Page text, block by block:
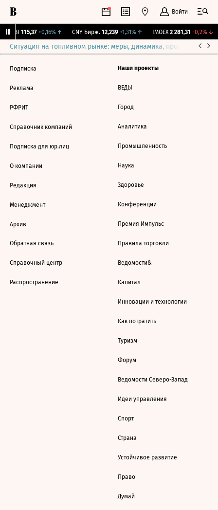
Войти
RGBI 115,37 +0,16%↑ CNY Бирж. 12,239 +1,31%↑ IMOEX 2 281,31 -0,2%↓
Ситуация на топливном рынке: меры, динамика, прогнозы
Подписка
Реклама
РФРИТ
Справочник компаний
Подписка для юр.лиц
О компании
Редакция
Менеджмент
Архив
Обратная связь
Справочный центр
Распространение
Наши проекты
ВЕДЫ
Город
Аналитика
Промышленность
Наука
Здоровье
Конференции
Премия Импульс
Правила торговли
Ведомости&
Капитал
Инновации и технологии
Как потратить
Туризм
Форум
Ведомости Северо-Запад
Идеи управления
Спорт
Страна
Устойчивое развитие
Право
Думай